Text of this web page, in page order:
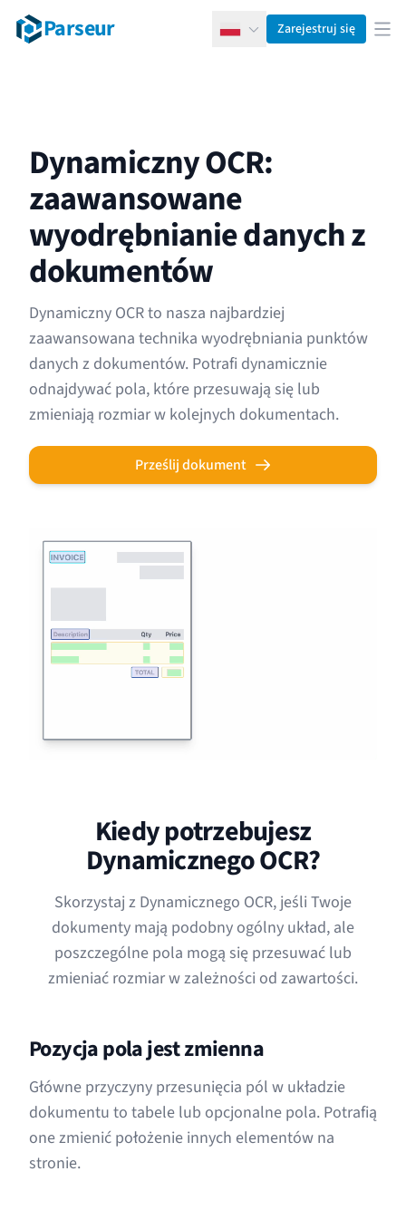
Parseur PolskiZarejestruj się
Dynamiczny OCR:
zaawansowane
wyodrębnianie danych z
dokumentów
Dynamiczny OCR to nasza najbardziej
zaawansowana technika wyodrębniania punktów
danych z dokumentów. Potrafi dynamicznie
odnajdywać pola, które przesuwają się lub
zmieniają rozmiar w kolejnych dokumentach.
Prześlij dokument
Kiedy potrzebujesz
Dynamicznego OCR?
Skorzystaj z Dynamicznego OCR, jeśli Twoje
dokumenty mają podobny ogólny układ, ale
poszczególne pola mogą się przesuwać lub
zmieniać rozmiar w zależności od zawartości.
Pozycja pola jest zmienna
Główne przyczyny przesunięcia pól w układzie
dokumentu to tabele lub opcjonalne pola. Potrafią
one zmienić położenie innych elementów na
stronie.